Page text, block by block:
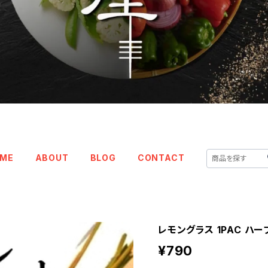
ABOUT BLOG CONTACT
レモングラス 1PAC ハー
¥790